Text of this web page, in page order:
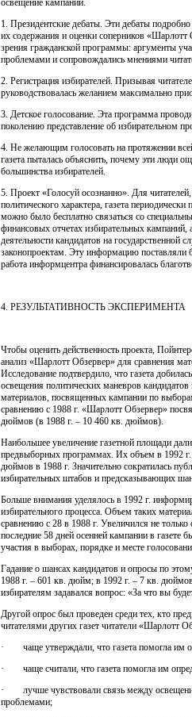
освещение кампании.
1. Президентские дебаты. Эти дебаты
их содержания и оценки соперников «Шарлотт
зрения гражданской программы: аргументы
проблемами и сопровождались мнениями
2. Регистрация избирателей. Призывая
руководствовалась желанием максимально
3. Детское голосование. Эта программа
поколению представление об избирательном
4. Не желающим голосовать на протяжении
газета пыталась объяснить, почему эти люди
большинства избирателей.
5. Проект «Голосуй осознанно». Для
политического характера, газета
можно было бесплатно связаться со
финансовых отчетах избирательных
деятельности кандидатов на государственной
законопроектам. Эту информацию поставляли
работа информцентра финансировалась
4. РЕЗУЛЬТАТИВНОСТЬ ЭКСПЕРИМЕНТА
Чтобы оценить действенность проекта,
анализ «Шарлотт Обзервер» для сравнения
Исследование подтвердило, что газета
освещения политических маневров
материалов, посвященных кампании по
сравнению с 1988 г. «Шарлотт Обзервер»
дюймов (в 1988 г. – 10 460 кв. дюймов).
Наибольшее увеличение газетной площади
предвыборных программах. Их объем в 1992
дюймов в 1988 г. Значительно сократилась
избирательных штабов и предсказывающих
Больше внимания уделялось в 1992 г.
избирательного процесса. Объем таких
сравнению с 28 в 1988 г. Увеличился не
последние 58 дней осенней кампании в
участия в выборах, порядке и месте
Гадание о шансах кандидатов и опросы по
1988 г. – 601 кв. дюйм; в 1992 г. – 7 кв.
избирателям задавался вопрос: «За что вы
Другой опрос был проведен среди тех, кто
читателями других газет читатели «Шарлотт
· чаще утверждали, что газета помогла им
· чаще считали, что газета помогла им
· лучше чувствовали связь между
проблемами;